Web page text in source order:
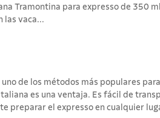
Tramontina para expresso de 350
las vaca...
de los métodos más populares
es una ventaja. Es fácil de
preparar el expresso en cualquier